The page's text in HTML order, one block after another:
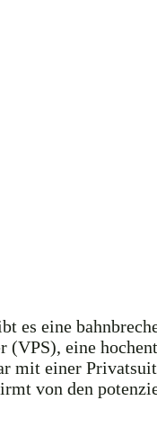
es eine
(VPS), eine
mit einer
von den